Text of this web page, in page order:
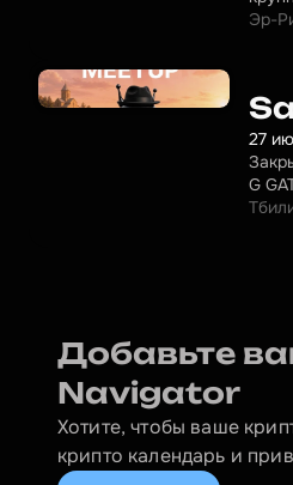
Эр-
27
G
Добавьте
Navigator
Хотите, чтобы ваше
крипто календарь и